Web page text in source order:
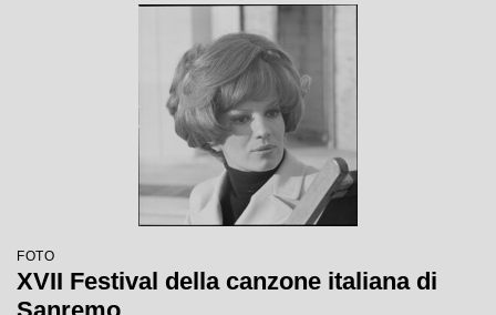
FOTO
XVII Festival della canzone italiana di